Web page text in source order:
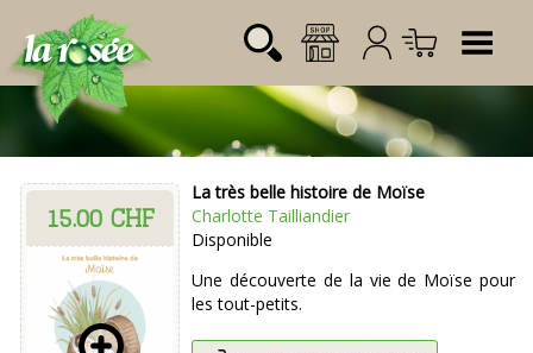
Login:
Mot de passe:
Désignation Référence Quantité
15.00 CHF
La très belle histoire de Moïse
Charlotte Tailliandier
Disponible
Une découverte de la vie de Moïse pour
les tout-petits.